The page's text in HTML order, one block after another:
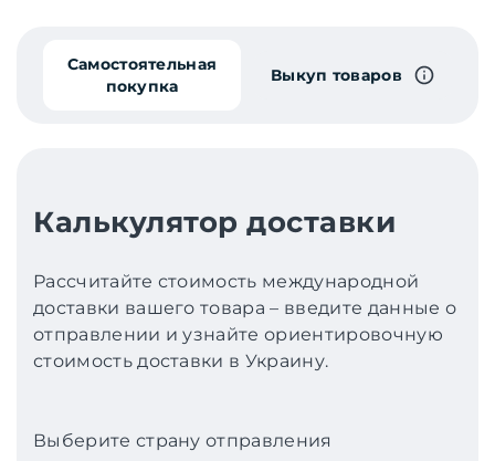
Самостоятельная
покупка
Выкуп товаров
Калькулятор доставки
Рассчитайте стоимость международной
доставки вашего товара – введите данные о
отправлении и узнайте ориентировочную
стоимость доставки в Украину.
Выберите страну отправления